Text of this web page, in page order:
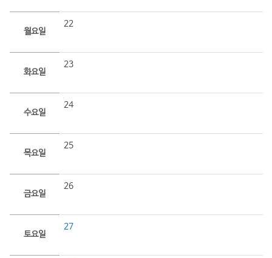
월요일
22
화요일
23
수요일
24
목요일
25
금요일
26
토요일
27